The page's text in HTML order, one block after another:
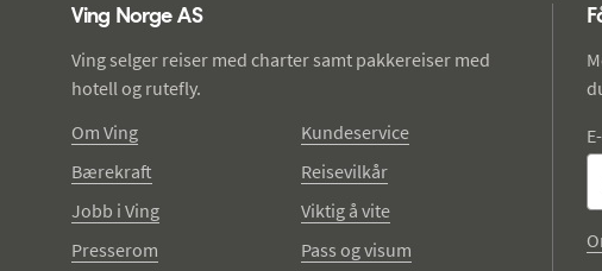
Ving Norge AS
Ving selger reiser med charter samt pakkereiser med
hotell og rutefly.
Om Ving
Bærekraft
Jobb i Ving
Presserom
Kundeservice
Reisevilkår
Viktig å vite
Pass og visum